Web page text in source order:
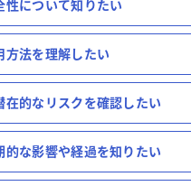
性について知りたい
方法を理解したい
在的なリスクを確認したい
的な影響や経過を知りたい